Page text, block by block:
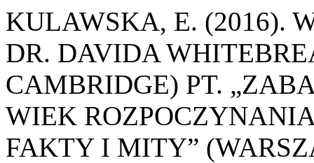
KULAWSKA, E. (2016).
DR. DAVIDA
CAMBRIDGE) PT.
WIEK
FAKTY I MITY”